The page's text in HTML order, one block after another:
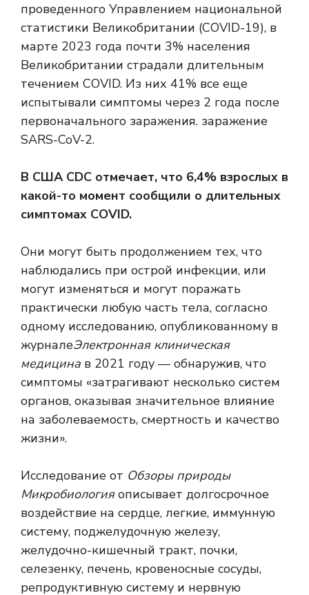
проведенного Управлением национальной
статистики Великобритании (COVID-19), в
марте 2023 года почти 3% населения
Великобритании страдали длительным
течением COVID. Из них 41% все еще
испытывали симптомы через 2 года после
первоначального заражения. заражение
SARS-CoV-2.
В США CDC отмечает, что 6,4% взрослых в
какой-то момент сообщили о длительных
симптомах COVID.
Они могут быть продолжением тех, что
наблюдались при острой инфекции, или
могут изменяться и могут поражать
практически любую часть тела, согласно
одному исследованию, опубликованному в
журналеЭлектронная клиническая
медицина в 2021 году — обнаружив, что
симптомы «затрагивают несколько систем
органов, оказывая значительное влияние
на заболеваемость, смертность и качество
жизни».
Исследование от Обзоры природы
Микробиологияописывает долгосрочное
воздействие на сердце, легкие, иммунную
систему, поджелудочную железу,
желудочно-кишечный тракт, почки,
селезенку, печень, кровеносные сосуды,
репродуктивную систему и нервную